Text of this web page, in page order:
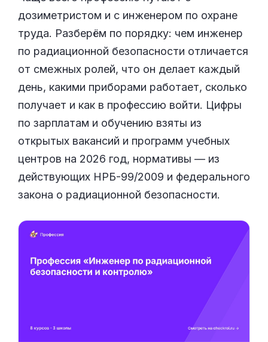
дозиметристом и с инженером по охране
труда. Разберём по порядку: чем инженер
по радиационной безопасности отличается
от смежных ролей, что он делает каждый
день, какими приборами работает, сколько
получает и как в профессию войти. Цифры
по зарплатам и обучению взяты из
открытых вакансий и программ учебных
центров на 2026 год, нормативы — из
действующих НРБ-99/2009 и федерального
закона о радиационной безопасности.